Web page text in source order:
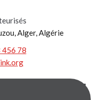
Alger, Algérie
456 78